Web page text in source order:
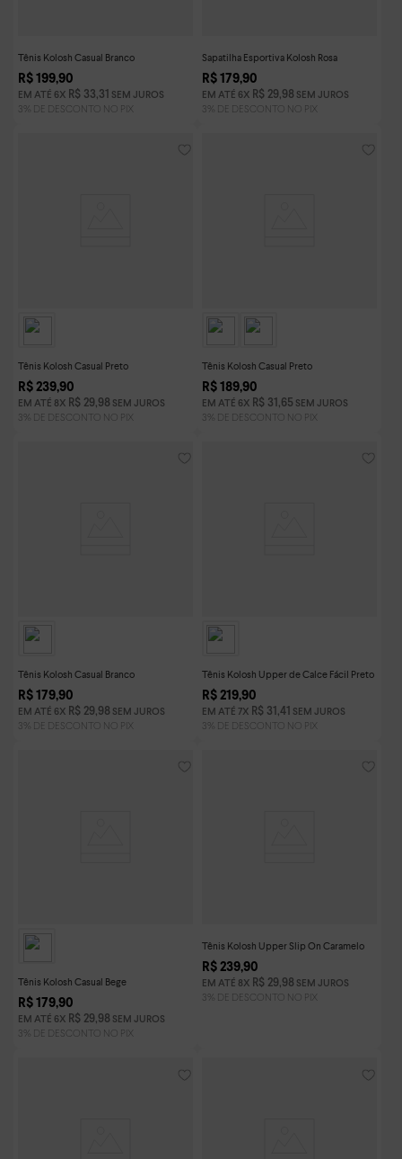
Tênis Kolosh Casual Branco
R$ 199,90
EM ATÉ 6X R$ 33,31 SEM JUROS
Sapatilha Esportiva Kolosh Rosa
R$ 179,90
EM ATÉ 6X R$ 29,98 SEM JUROS
Tênis Kolosh Casual Preto
R$ 239,90
EM ATÉ 8 X R$ 29,98 SEM JUROS
Tênis Kolosh Casual Preto
R$ 189,90
EM ATÉ 6X R$ 31 ,65 SEM JUROS
Tênis Kolosh Casual Branco
R$ 179,90
EM ATÉ 6X R$ 29,98 SEM JUROS
Tênis Kolosh Upper de Calce Fácil Preto
R$ 219,90
EM ATÉ 7X R$ 31 ,41 SEM JUROS
Tênis Kolosh Casual Bege
R$ 179,90
EM ATÉ 6X R$ 29,98 SEM JUROS
Tênis Kolosh Upper Slip On Caramelo
R$ 239,90
EM ATÉ 8 X R$ 29,98 SEM JUROS